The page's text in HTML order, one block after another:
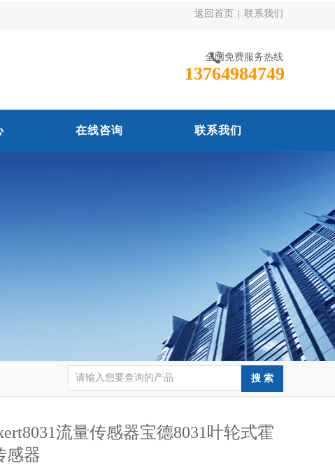
返回首页 联系我们
全国免费服务热线
13764984749
在线咨询 联系我们
流量传感器宝德8031叶轮式霍
感器